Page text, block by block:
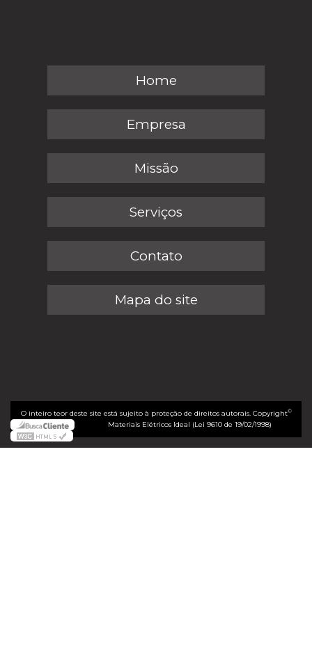
Home
Empresa
Missão
Serviços
Contato
Mapa do site
O inteiro teor deste site está sujeito à proteção de direitos autorais. Copyright©
Materiais Elétricos Ideal (Lei 9610 de 19/02/1998)